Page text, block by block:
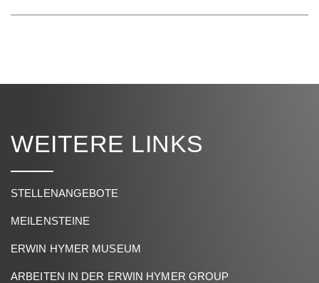
WEITERE LINKS
STELLENANGEBOTE
MEILENSTEINE
ERWIN HYMER MUSEUM
ARBEITEN IN DER ERWIN HYMER GROUP